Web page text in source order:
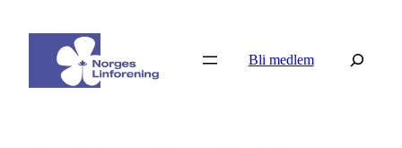
Bli medlem Søk